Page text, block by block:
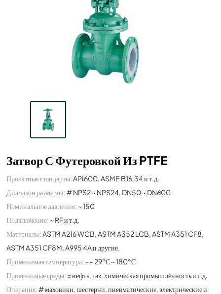
Затвор С Футеровкой Из PTFE
Проектные стандарты: API600, ASME B16.34 и т.д.
Диапазон размеров:# NPS2 ~ NPS24, DN50 ~ DN600
Номинальное давление: ~ 150
Подключение: ~ RF и т.д.
Материалы: ASTM A216 WCB, ASTM A352 LCB, ASTM A351 CF8,
ASTM A351 CF8M, A995 4A и другие.
Применимая температура: ~ - 29°С ~ 180°С
Применимые среды: = нефть, газ, химическая промышленность и т.д.
Операция:# маховики, шестерни, пневматические, электрические и